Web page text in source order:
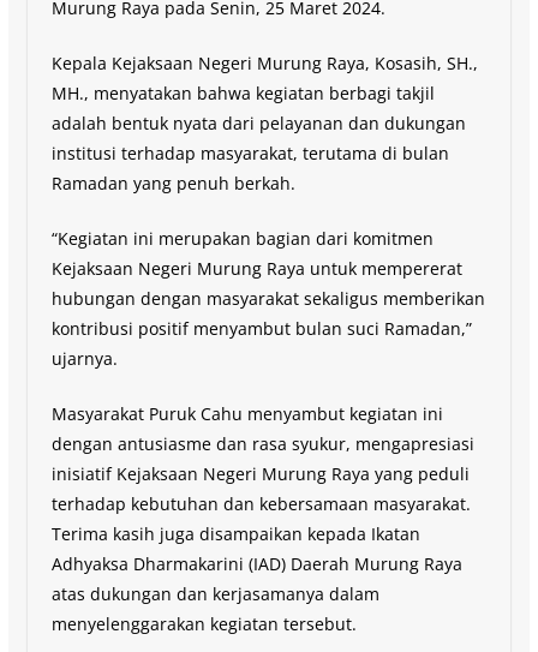
Murung Raya pada Senin, 25 Maret 2024.
Kepala Kejaksaan Negeri Murung Raya, Kosasih, SH.,
MH., menyatakan bahwa kegiatan berbagi takjil
adalah bentuk nyata dari pelayanan dan dukungan
institusi terhadap masyarakat, terutama di bulan
Ramadan yang penuh berkah.
“Kegiatan ini merupakan bagian dari komitmen
Kejaksaan Negeri Murung Raya untuk mempererat
hubungan dengan masyarakat sekaligus memberikan
kontribusi positif menyambut bulan suci Ramadan,”
ujarnya.
Masyarakat Puruk Cahu menyambut kegiatan ini
dengan antusiasme dan rasa syukur, mengapresiasi
inisiatif Kejaksaan Negeri Murung Raya yang peduli
terhadap kebutuhan dan kebersamaan masyarakat.
Terima kasih juga disampaikan kepada Ikatan
Adhyaksa Dharmakarini (IAD) Daerah Murung Raya
atas dukungan dan kerjasamanya dalam
menyelenggarakan kegiatan tersebut.